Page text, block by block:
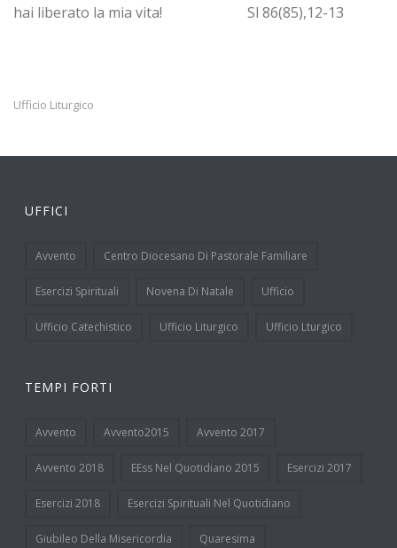
hai liberato la mia vita! Sl 86(85),12-13
Ufficio Liturgico
UFFICI
Avvento Centro Diocesano Di Pastorale Familiare
Esercizi Spirituali Novena Di Natale Ufficio
Ufficio Catechistico Ufficio Liturgico Ufficio Lturgico
TEMPI FORTI
Avvento Avvento2015 Avvento 2017
Avvento 2018 EEss Nel Quotidiano 2015 Esercizi 2017
Esercizi 2018 Esercizi Spirituali Nel Quotidiano
Giubileo Della Misericordia Quaresima